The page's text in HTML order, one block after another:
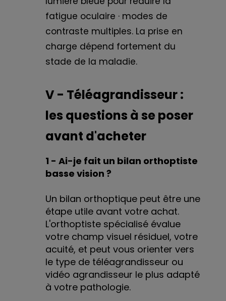
fatigue oculaire · modes de
contraste multiples. La prise en
charge dépend fortement du
stade de la maladie.
V - Téléagrandisseur :
les questions à se poser
avant d'acheter
1 - Ai-je fait un bilan orthoptiste
basse vision ?
Un bilan orthoptique peut être une
étape utile avant votre achat.
L'orthoptiste spécialisé évalue
votre champ visuel résiduel, votre
acuité, et peut vous orienter vers
le type de téléagrandisseur ou
vidéo agrandisseur le plus adapté
à votre pathologie.